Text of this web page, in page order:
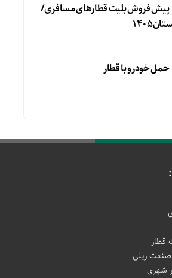
پیش فروش بلیت قطارهای مسافری/
حمل خودرو با قطار
قطار
صنعت ریلی
شهری